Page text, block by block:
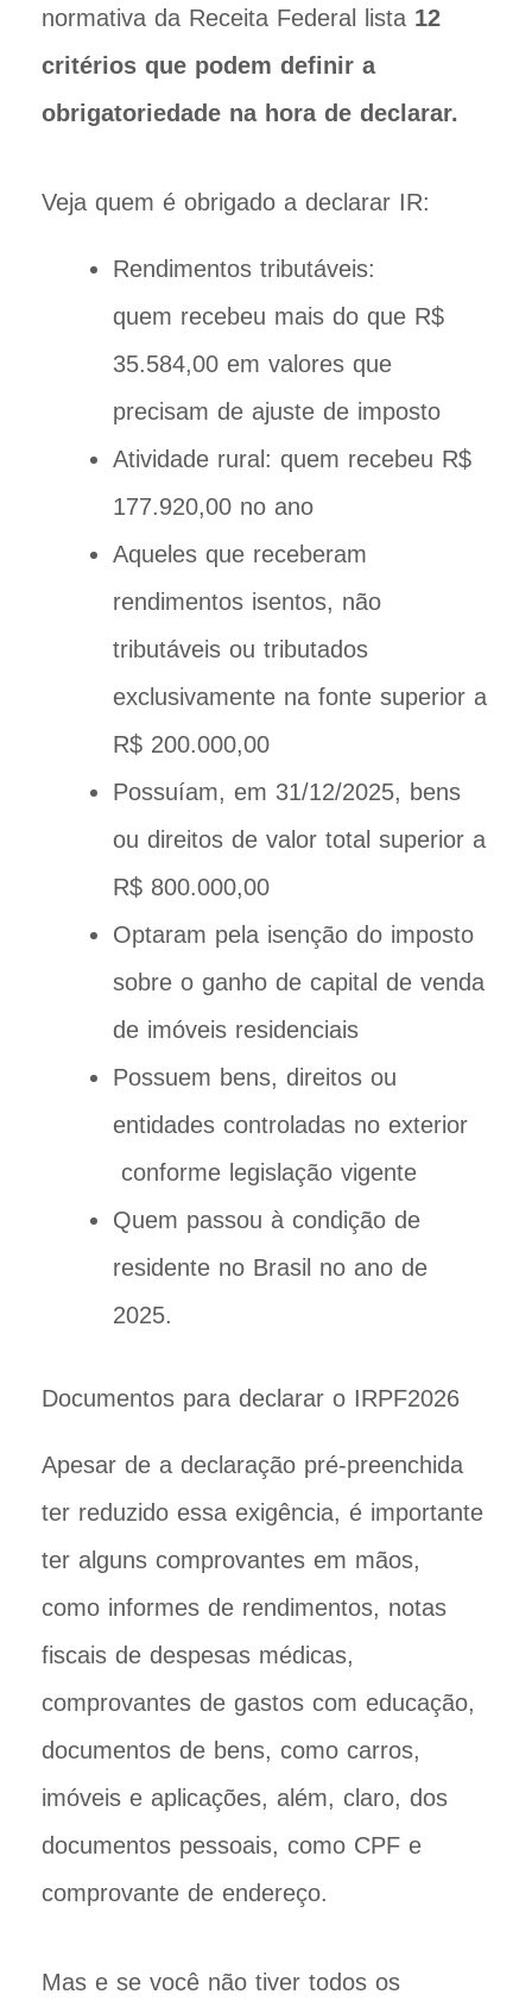
normativa da Receita Federal lista 12
critérios que podem definir a
obrigatoriedade na hora de declarar.
Veja quem é obrigado a declarar IR:
Rendimentos tributáveis:
quem recebeu mais do que R$
35.584,00 em valores que
precisam de ajuste de imposto
Atividade rural: quem recebeu R$
177.920,00 no ano
Aqueles que receberam
rendimentos isentos, não
tributáveis ou tributados
exclusivamente na fonte superior a
R$ 200.000,00
Possuíam, em 31/12/2025, bens
ou direitos de valor total superior a
R$ 800.000,00
Optaram pela isenção do imposto
sobre o ganho de capital de venda
de imóveis residenciais
Possuem bens, direitos ou
entidades controladas no exterior
conforme legislação vigente
Quem passou à condição de
residente no Brasil no ano de
2025.
Documentos para declarar o IRPF2026
Apesar de a declaração pré-preenchida
ter reduzido essa exigência, é importante
ter alguns comprovantes em mãos,
como informes de rendimentos, notas
fiscais de despesas médicas,
comprovantes de gastos com educação,
documentos de bens, como carros,
imóveis e aplicações, além, claro, dos
documentos pessoais, como CPF e
comprovante de endereço.
Mas e se você não tiver todos os